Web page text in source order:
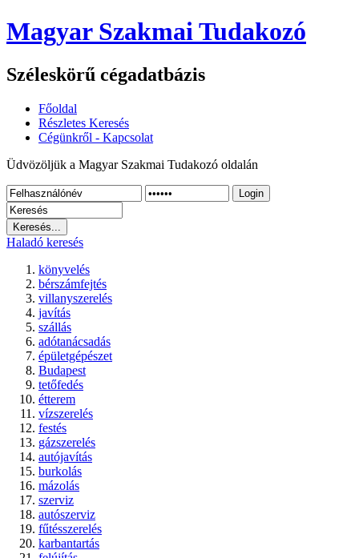
Magyar Szakmai Tudakozó
Széleskörű cégadatbázis
Főoldal
Részletes Keresés
Cégünkről - Kapcsolat
Üdvözöljük a Magyar Szakmai Tudakozó oldalán
Login
Haladó keresés
könyvelés
bérszámfejtés
villanyszerelés
javítás
szállás
adótanácsadás
épületgépészet
Budapest
tetőfedés
étterem
vízszerelés
festés
gázszerelés
autójavítás
burkolás
mázolás
szerviz
autószerviz
fűtésszerelés
karbantartás